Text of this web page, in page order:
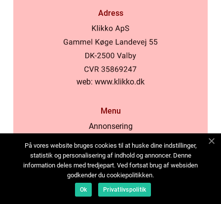
Adress
web: www.klikko.dk
Menu
Annonsering
Cookies
Kontakta oss
Sitemap
På vores website bruges cookies til at huske dine indstillinger,
statistik og personalisering af indhold og annoncer. Denne
information deles med tredjepart. Ved fortsat brug af websiden
godkender du cookiepolitikken.
Ok Privatlivspolitik